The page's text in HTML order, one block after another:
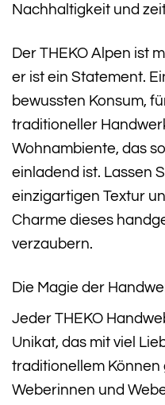
Nachhaltigkeit und
Der THEKO Alpen ist
er ist ein Statement.
bewussten Konsum,
traditioneller
Wohnambiente, das
einladend ist. Lassen
einzigartigen Textur
Charme dieses
verzaubern.
Die Magie der
Jeder THEKO
Unikat, das mit viel
traditionellem
Weberinnen und